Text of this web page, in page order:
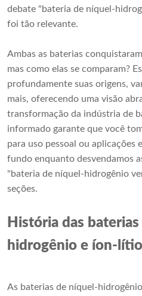
debate "bateria de níquel-
foi tão relevante.
Ambas as baterias
mas como elas se comparam?
profundamente suas origens,
mais, oferecendo uma visão
transformação da indústria de
informado garante que você
para uso pessoal ou aplicações
fundo enquanto desvendamos
"bateria de níquel-hidrogênio
seções.
História das
hidrogênio e íon-lítio
As baterias de níquel-